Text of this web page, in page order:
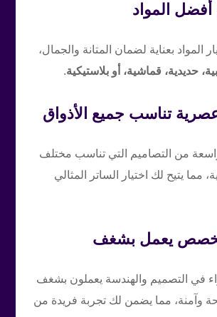
المواد بعناية لضمان المتانة والجمال،
حديدية، قماشية، أو بلاستيكية.
من التصاميم التي تناسب مختلف
مما يتيح لك اختيار الساتر المثالي
في التصميم والهندسة يعملون بشغف
وآمنة، مما يضمن لك تجربة فريدة من